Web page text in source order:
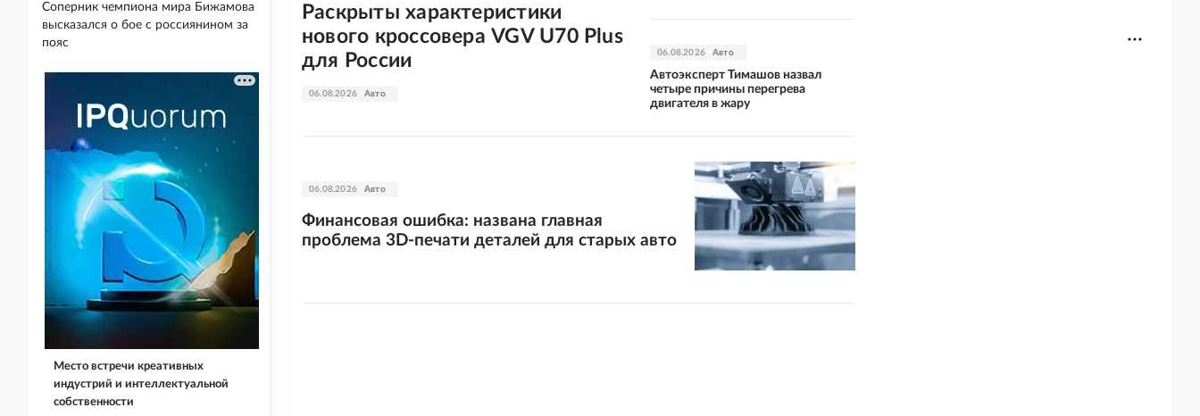
06.08.2026 Авто
Раскрыты характеристики
нового кроссовера VGV U70 Plus
для России
06.08.2026 Авто
Автоэксперт Тимашов назвал
четыре причины перегрева
двигателя в жару
06.08.2026 Авто
Финансовая ошибка: названа главная
проблема 3D-печати деталей для старых авто
Соперник чемпиона мира Бижамова
высказался о бое с россиянином за
пояс
Место встречи креативных
индустрий и интеллектуальной
собственности